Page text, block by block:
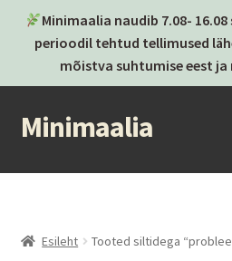
Minimaalia naudib 7.08-
perioodil tehtud tellimused
mõistva suhtumise eest ja
Liigu
navigeerimisele
Liigu
sisu
Minimaalia
Kassa
Esileht Tooted siltidega